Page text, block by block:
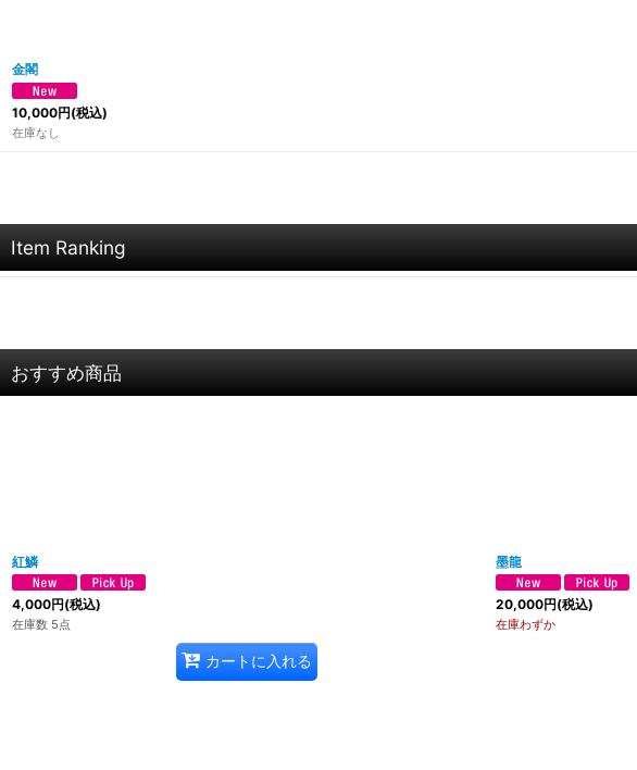
金閣
10,000円(税込)
在庫なし
Item Ranking
おすすめ商品
紅鱗
4,000円(税込)
在庫数 5点
カートに入れる
墨龍
20,000円(税込)
在庫わずか